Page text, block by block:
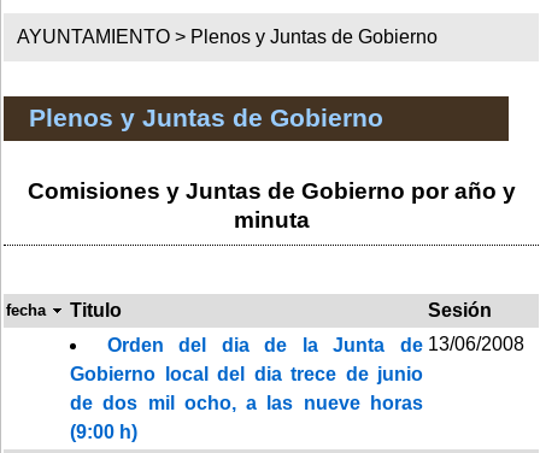
AYUNTAMIENTO > Plenos y Juntas de Gobierno
Plenos y Juntas de Gobierno
Comisiones y Juntas de Gobierno por año y
minuta
fecha Titulo
Sesión
Orden del dia de la Junta de
Gobierno local del dia trece de junio
de dos mil ocho, a las nueve horas
(9:00 h)
13/06/2008